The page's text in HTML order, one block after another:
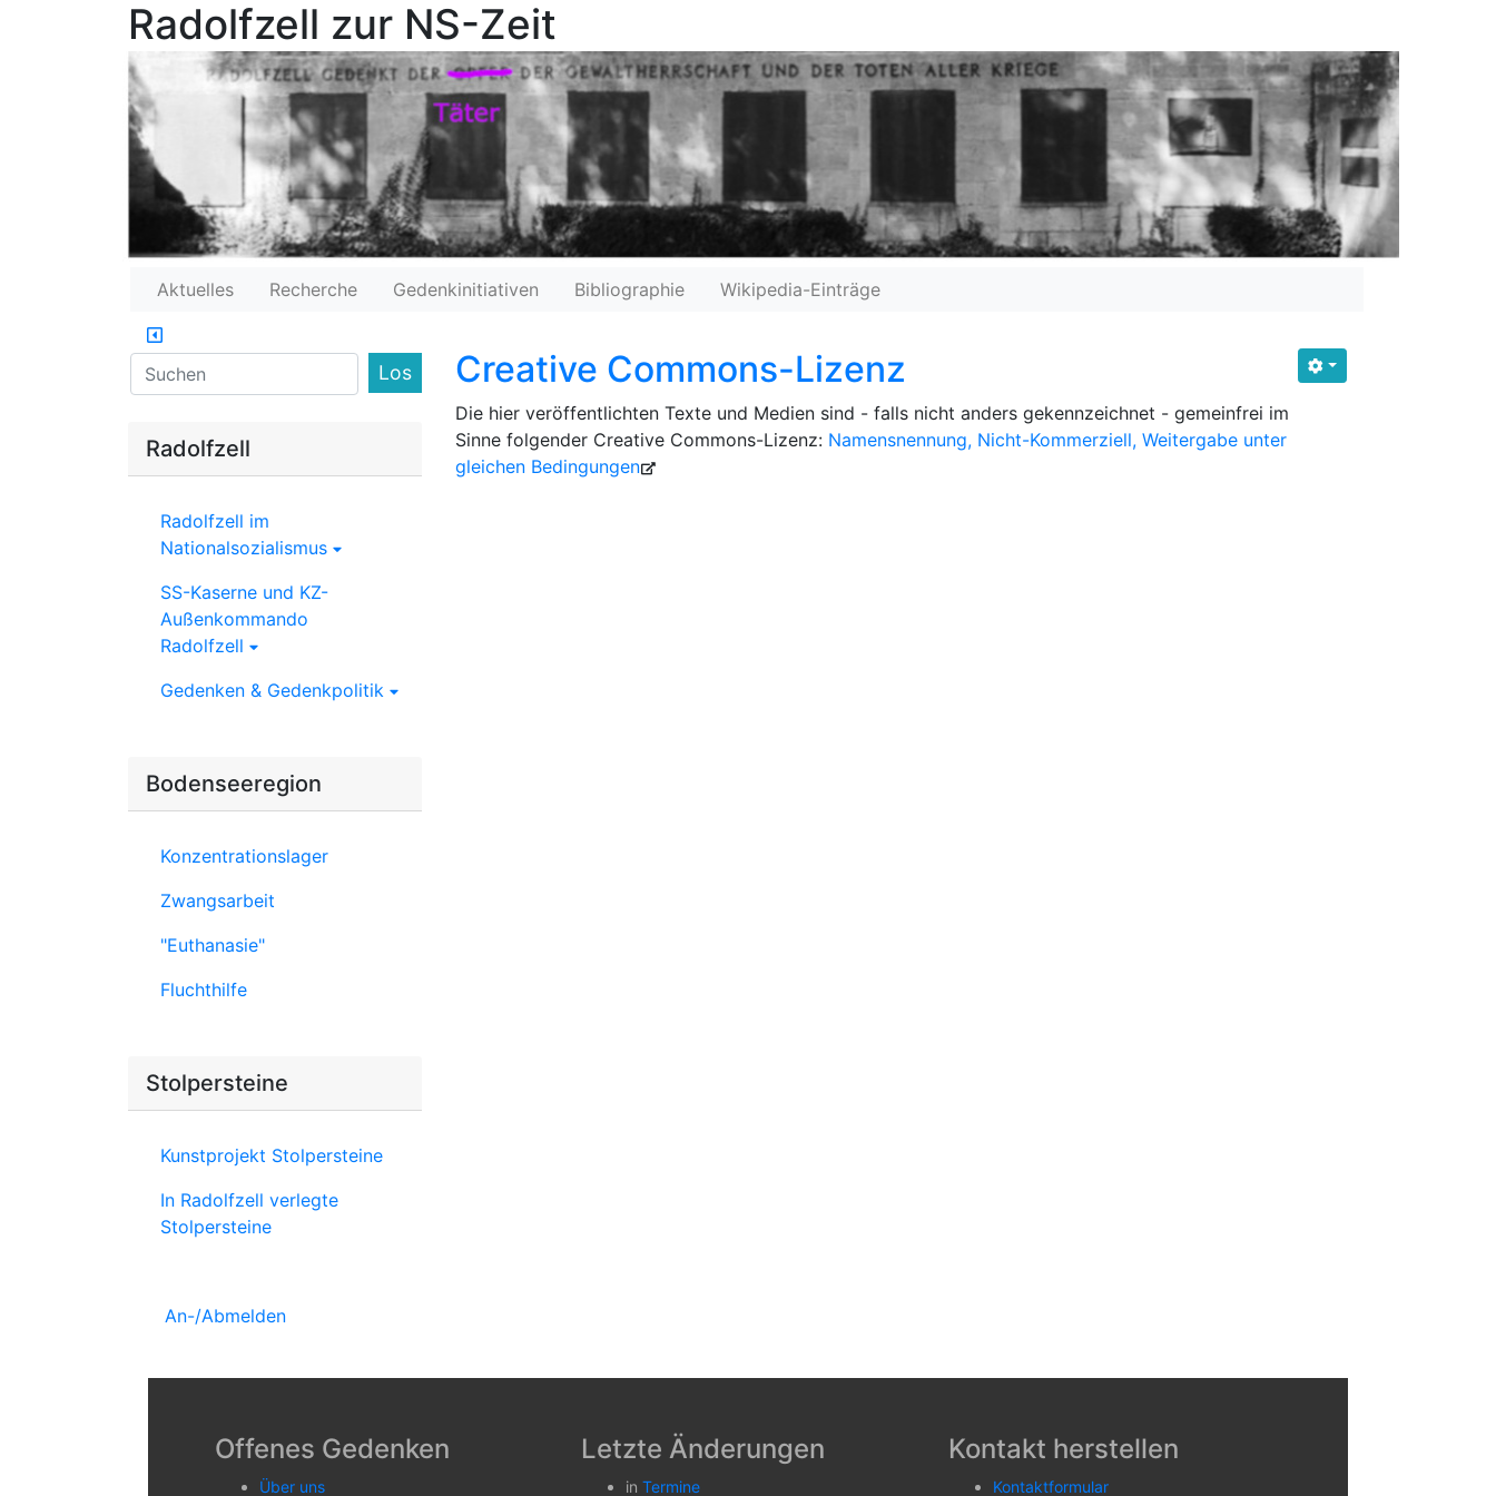
Radolfzell zur NS-Zeit
Aktuelles Recherche Gedenkinitiativen Bibliographie Wikipedia-Einträge
Creative Commons-Lizenz
Die hier veröffentlichten Texte und Medien sind - falls nicht anders gekennzeichnet - gemeinfrei im
Sinne folgender Creative Commons-Lizenz: Namensnennung, Nicht-Kommerziell, Weitergabe unter
gleichen Bedingungen
Find
Radolfzell
Radolfzell im
Nationalsozialismus
SS-Kaserne und KZ-
Außenkommando
Radolfzell
Gedenken & Gedenkpolitik
Bodenseeregion
Konzentrationslager
Zwangsarbeit
"Euthanasie"
Fluchthilfe
Stolpersteine
Kunstprojekt Stolpersteine
In Radolfzell verlegte
Stolpersteine
An-/Abmelden
Offenes Gedenken
Über uns
Letzte Änderungen
inTermine
Kontakt herstellen
Kontaktformular